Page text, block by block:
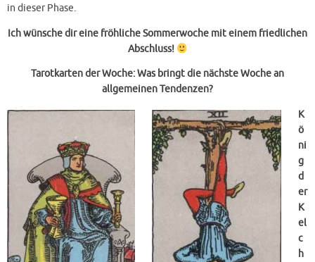
in dieser Phase.
Ich wünsche dir eine fröhliche Sommerwoche mit einem friedlichen
Abschluss!
Tarotkarten der Woche: Was bringt die nächste Woche an
allgemeinen Tendenzen?
K
ö
ni
g
d
er
K
el
c
h